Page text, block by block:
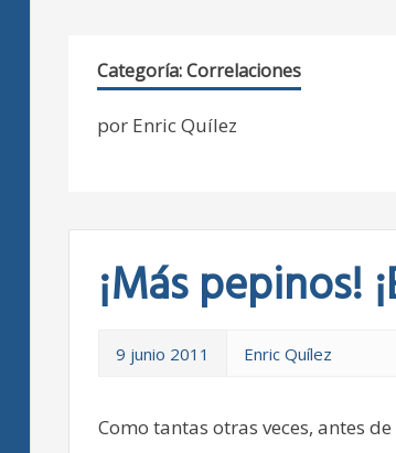
Categoría:Correlaciones
por Enric Quílez
¡Más pepinos!
9 junio 2011 Enric Quílez
Como tantas otras veces, antes